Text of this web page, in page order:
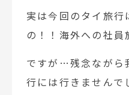
実は今回のタイ旅行
の！！海外への社員
ですが…残念ながら
行には行きませんで